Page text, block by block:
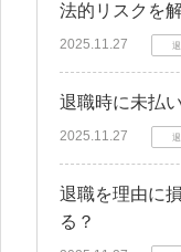
法的リスクを
2025.11.27
退職時に未払
2025.11.27
退職を理由に
る？